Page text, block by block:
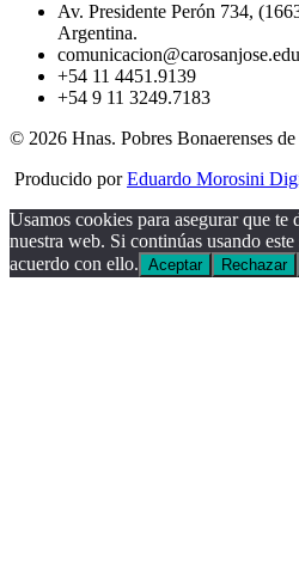
Av. Presidente Perón 734,
Argentina.
+54 11 4451.9139
+54 9 11 3249.7183
© 2026 Hnas. Pobres Bonaerenses de
Producido porEduardo Morosini
Usamos cookies para asegurar que te
nuestra web. Si continúas usando
acuerdo con ello. Aceptar Rechazar